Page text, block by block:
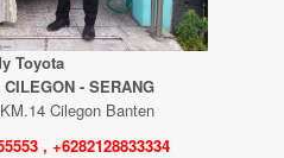
Toyota
- SERANG
Cilegon Banten
, +6282128833334